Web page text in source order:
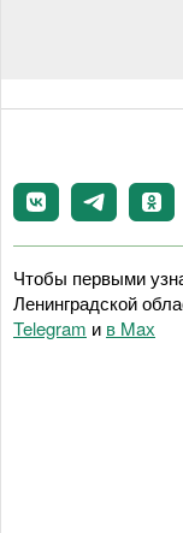
Чтобы первыми
Ленинградской
Telegram и в Maх